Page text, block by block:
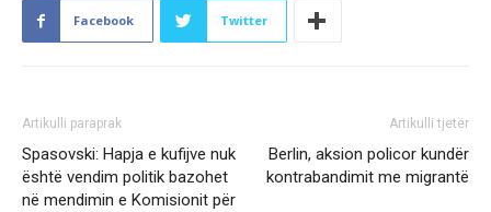
Facebook Twitter
Artikulli paraprak
Spasovski: Hapja e kufijve nuk
është vendim politik bazohet
në mendimin e Komisionit për
Artikulli tjetër
Berlin, aksion policor kundër
kontrabandimit me migrantë